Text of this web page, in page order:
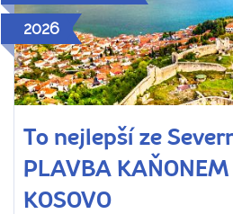
2026
To nejlepší ze
PLAVBA
KOSOVO